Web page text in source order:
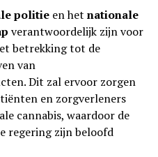
politie en het nationale
verantwoordelijk zijn voor
betrekking tot de
van
Dit zal ervoor zorgen
en zorgverleners
cannabis, waardoor de
regering zijn beloofd